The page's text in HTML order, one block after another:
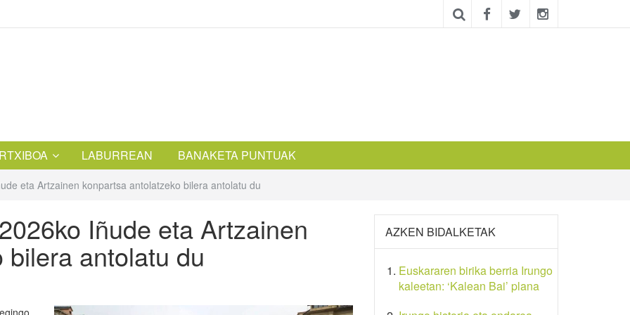
LABURREAN BANAKETA PUNTUAK
eta Artzainen konpartsa antolatzeko bilera antolatu du
Iñude eta Artzainen
antolatu du
AZKEN BIDALKETAK
Euskararen birika berria Irungo
kaleetan: ‘Kalean Bai’ plana